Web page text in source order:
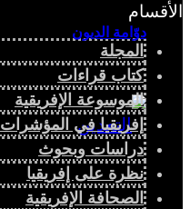
دوّامة الديون
الأقسام
المجلة
كتاب قراءات
الموسوعة الإفريقية
إفريقيا في المؤشرات
دراسات وبحوث
نظرة على إفريقيا
الصحافة الإفريقية